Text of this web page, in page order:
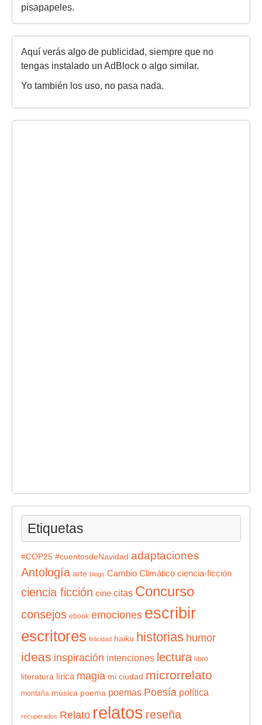
pisapapeles.
Aquí verás algo de publicidad, siempre que no
tengas instalado un AdBlock o algo similar.
Yo también los uso, no pasa nada.
Etiquetas
#COP25 #cuentosdeNavidad adaptaciones
Antología arte blogs Cambio Climático ciencia-ficción
ciencia ficción cine citas Concurso
consejos ebook emociones escribir
escritores felicidad haiku historias humor
ideas inspiración intenciones lectura libro
literatura lírica magia mi ciudad microrrelato
montaña música poema poemas Poesía política
recuperados Relato relatos reseña